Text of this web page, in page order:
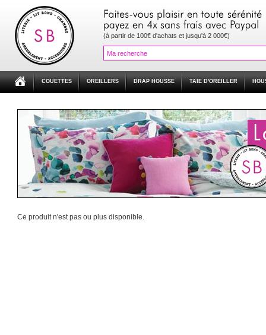
(à partir de 100€ d'achats et jusqu'à 2 000€)
COUETTES OREILLERS DRAP HOUSSE TAIE D'OREILLER
Ce produit n'est pas ou plus disponible.